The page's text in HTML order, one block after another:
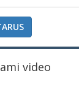
video